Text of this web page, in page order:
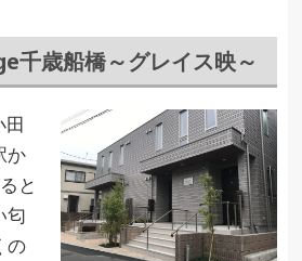
千歳船橋～グレイス映～
田
か
と
匂
の